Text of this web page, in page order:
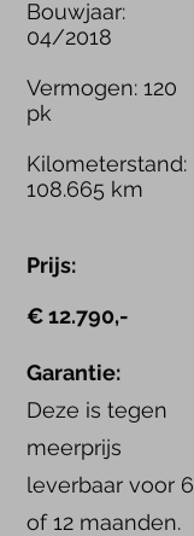
Bouwjaar:
04/2018
Vermogen: 120
pk
Kilometerstand:
108.665 km
Prijs:
€ 12.790,-
Garantie:
Deze is tegen
meerprijs
leverbaar voor 6
of 12 maanden.